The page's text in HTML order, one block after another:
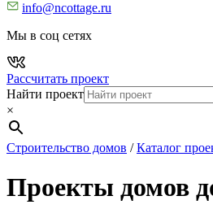
info@ncottage.ru
Мы в соц сетях
Рассчитать проект
Найти проект
×
Строительство домов /Каталог
Проекты домов